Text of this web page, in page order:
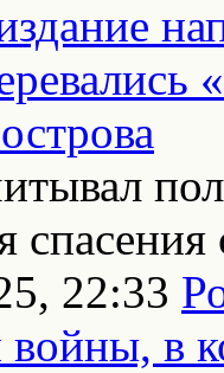
спасения
22:33
войны, в